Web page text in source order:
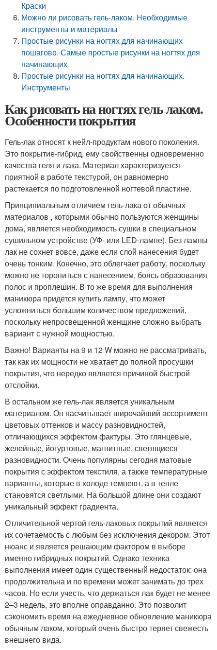
Краски
Можно ли рисовать гель-лаком. Необходимые
инструменты и материалы
Простые рисунки на ногтях для начинающих
пошагово. Самые простые рисунки на ногтях для
начинающих
Простые рисунки на ногтях для начинающих.
Инструменты
Как рисовать на ногтях гель лаком.
Особенности покрытия
Гель-лак относят к нейл-продуктам нового поколения.
Это покрытие-гибрид, ему свойственны одновременно
качества геля и лака. Материал характеризуется
приятной в работе текстурой, он равномерно
растекается по подготовленной ногтевой пластине.
Принципиальным отличием гель-лака от обычных
материалов , которыми обычно пользуются женщины
дома, является необходимость сушки в специальном
сушильном устройстве (УФ- или LED-лампе). Без лампы
лак не сохнет вовсе, даже если слой нанесения будет
очень тонким. Конечно, это облегчает работу, поскольку
можно не торопиться с нанесением, боясь образования
полос и проплешин. В то же время для выполнения
маникюра придется купить лампу, что может
усложниться большим количеством предложений,
поскольку непросвещенной женщине сложно выбрать
вариант с нужной мощностью.
Важно! Варианты на 9 и 12 W можно не рассматривать,
так как их мощности не хватает до полной просушки
покрытия, что нередко является причиной быстрой
отслойки.
В остальном же гель-лак является уникальным
материалом. Он насчитывает широчайший ассортимент
цветовых оттенков и массу разновидностей,
отличающихся эффектом фактуры. Это глянцевые,
желейные, йогуртовые, магнитные, светящиеся
разновидности. Очень популярны сегодня матовые
покрытия с эффектом текстиля, а также температурные
варианты, которые в холоде темнеют, а в тепле
становятся светлыми. На большой длине они создают
уникальный эффект градиента.
Отличительной чертой гель-лаковых покрытий является
их сочетаемость с любым без исключения декором. Этот
нюанс и является решающим фактором в выборе
именно гибридных покрытий. Однако техника
выполнения имеет один существенный недостаток: она
продолжительна и по времени может занимать до трех
часов. Но если учесть, что держаться лак будет не менее
2–3 недель, это вполне оправданно. Это позволит
сэкономить время на ежедневное обновление маникюра
обычным лаком, который очень быстро теряет свежесть
внешнего вида.